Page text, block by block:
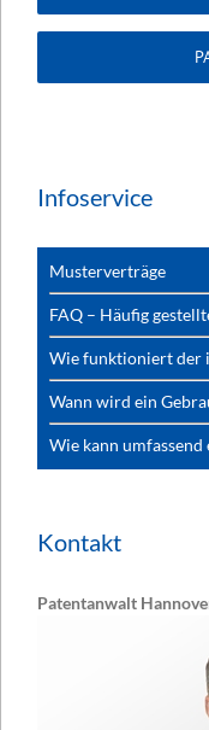
Infoservice
Musterverträge
FAQ – Häufig
Wie funktioniert der
Wann wird ein
Wie kann
Kontakt
Patentanwalt